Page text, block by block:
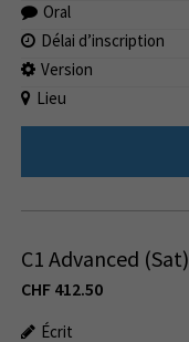
Oral
Délai d’inscription
Version
Lieu
C1 Advanced (Sat)
CHF 412.50
Écrit